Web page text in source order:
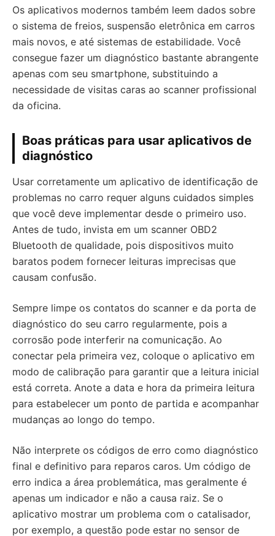
Os aplicativos modernos também leem dados sobre
o sistema de freios, suspensão eletrônica em carros
mais novos, e até sistemas de estabilidade. Você
consegue fazer um diagnóstico bastante abrangente
apenas com seu smartphone, substituindo a
necessidade de visitas caras ao scanner profissional
da oficina.
Boas práticas para usar aplicativos de
diagnóstico
Usar corretamente um aplicativo de identificação de
problemas no carro requer alguns cuidados simples
que você deve implementar desde o primeiro uso.
Antes de tudo, invista em um scanner OBD2
Bluetooth de qualidade, pois dispositivos muito
baratos podem fornecer leituras imprecisas que
causam confusão.
Sempre limpe os contatos do scanner e da porta de
diagnóstico do seu carro regularmente, pois a
corrosão pode interferir na comunicação. Ao
conectar pela primeira vez, coloque o aplicativo em
modo de calibração para garantir que a leitura inicial
está correta. Anote a data e hora da primeira leitura
para estabelecer um ponto de partida e acompanhar
mudanças ao longo do tempo.
Não interprete os códigos de erro como diagnóstico
final e definitivo para reparos caros. Um código de
erro indica a área problemática, mas geralmente é
apenas um indicador e não a causa raiz. Se o
aplicativo mostrar um problema com o catalisador,
por exemplo, a questão pode estar no sensor de